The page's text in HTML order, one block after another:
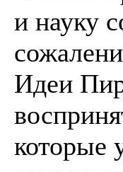
и науку
Идеи
которые